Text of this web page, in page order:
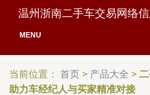
温州浙南二手车交易网络
MENU
当前位置： 首页 > 产品大全 >
助力车经纪人与买家精准对接